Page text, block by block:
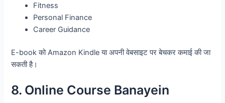
Fitness
Personal Finance
Career Guidance
E-book को Amazon Kindle या अपनी वेबसाइट पर बेचकर कमाई की जा
सकती है।
8. Online Course Banayein